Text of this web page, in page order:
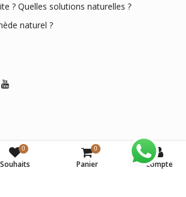
? Quelles solutions naturelles ?
naturel ?
. All Rights Reserved. -
Mentions
0
Souhaits
0
Panier Compte